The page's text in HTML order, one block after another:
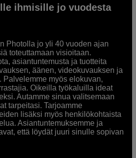
ihmisille jo vuodesta
Photolla jo yli 40 vuoden ajan
toteuttamaan visioitaan.
asiantuntemusta ja tuotteita
äänen, videokuvauksen ja
Palvelemme myös elokuvan,
Oikeilla työkaluilla ideat
Autamme sinua valitsemaan
tarpeitasi. Tarjoamme
lisäksi myös henkilökohtaista
Asiantuntemuksemme ja
että löydät juuri sinulle sopivan